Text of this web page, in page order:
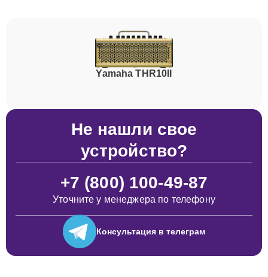
Yamaha THR10II
Не нашли свое
устройство?
+7 (800) 100-49-87
Уточните у менеджера по телефону
Консультация в телеграм